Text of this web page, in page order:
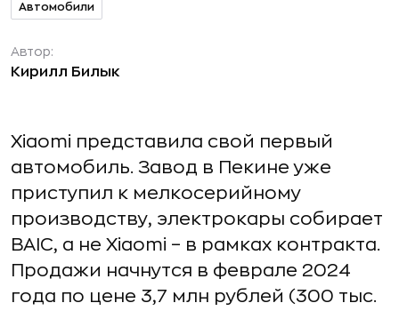
Автомобили
Автор:
Кирилл Билык
Xiaomi представила свой первый
автомобиль. Завод в Пекине уже
приступил к мелкосерийному
производству, электрокары собирает
BAIC, а не Xiaomi – в рамках контракта.
Продажи начнутся в феврале 2024
года по цене 3,7 млн рублей (300 тыс.